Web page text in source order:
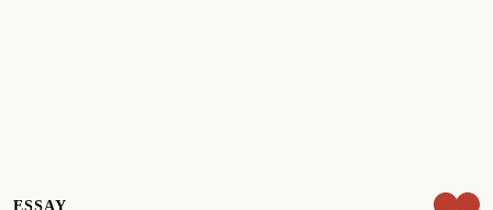
ESSAY